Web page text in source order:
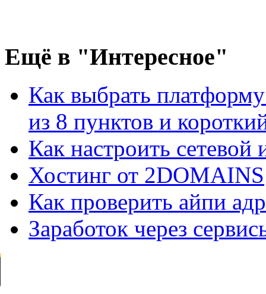
Ещё в "Интересное"
Как выбрать
из 8 пунктов и
Как настроить
Хостинг от 2DOMAINS
Как проверить айпи
Заработок через